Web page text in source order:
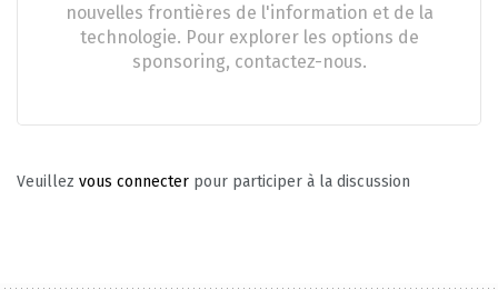
nouvelles frontières de l'information et de la
technologie. Pour explorer les options de
sponsoring, contactez-nous.
Veuillez vous connecter pour participer à la discussion